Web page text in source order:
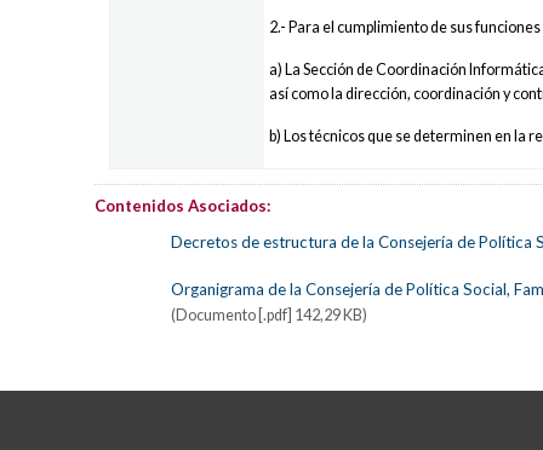
2.- Para el cumplimiento de sus
a) La Sección de Coordinación
así como la dirección, coordinación y
b) Los técnicos que se determinen en la
Contenidos Asociados:
Decretos de estructura de la Consejería de Política
Organigrama de la Consejería de Política Social,
(Documento [.pdf] 142,29 KB)